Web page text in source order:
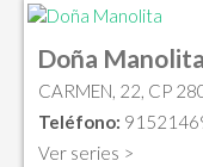
Doña Manolita
CARMEN, 22, CP
Teléfono:
Ver series >